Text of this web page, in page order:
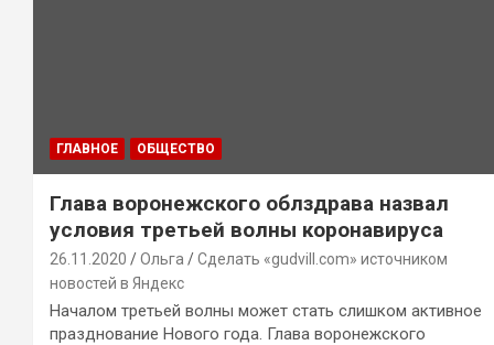
ГЛАВНОЕ ОБЩЕСТВО
Глава воронежского облздрава назвал
условия третьей волны коронавируса
26.11.2020 Ольга
Сделать «gudvill.com» источником
новостей в Яндекс
Началом третьей волны может стать слишком активное
празднование Нового года. Глава воронежского